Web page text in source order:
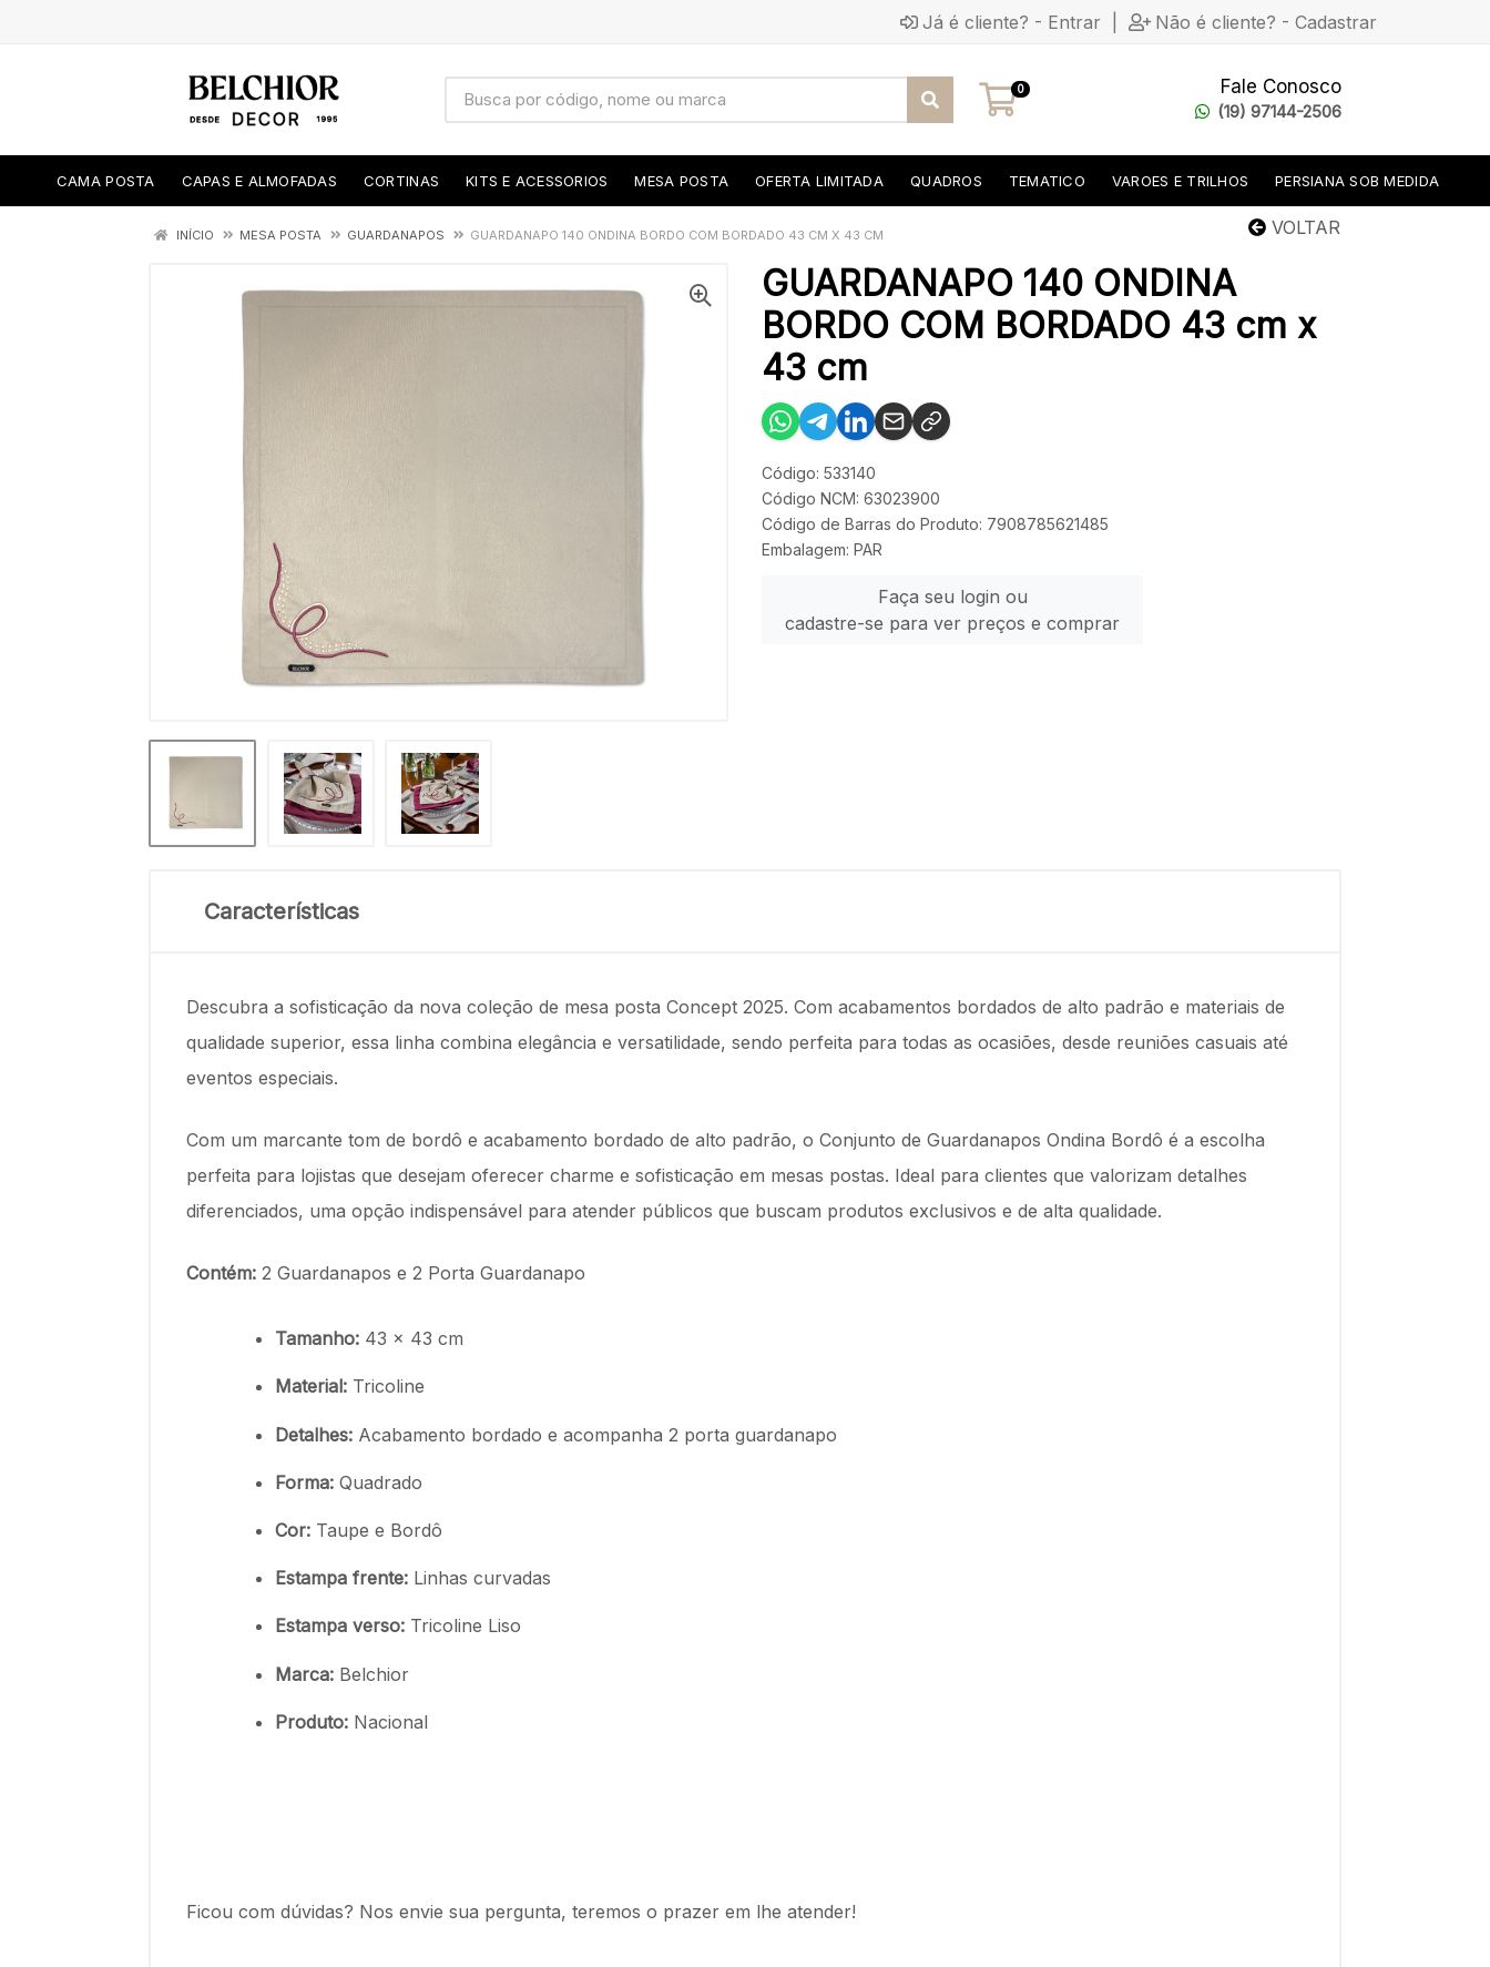
Já é cliente? - Entrar Não é cliente? - Cadastrar
0 Fale Conosco
(19) 97144-2506
CAMA POSTA CAPAS E ALMOFADAS CORTINAS KITS E ACESSORIOS MESA POSTA OFERTA LIMITADA QUADROS TEMATICO VAROES E TRILHOS PERSIANA SOB MEDIDA
VOLTAR
INÍCIO MESA POSTA GUARDANAPOS GUARDANAPO 140 ONDINA BORDO COM BORDADO 43 CM X 43 CM
GUARDANAPO 140 ONDINA
BORDO COM BORDADO 43 cm x
43 cm
Código: 533140
Código NCM: 63023900
Código de Barras do Produto: 7908785621485
Embalagem: PAR
Faça seu login ou
cadastre-se para ver preços e comprar
Características
Descubra a sofisticação da nova coleção de mesa posta Concept 2025. Com acabamentos bordados de alto padrão e materiais de
qualidade superior, essa linha combina elegância e versatilidade, sendo perfeita para todas as ocasiões, desde reuniões casuais até
eventos especiais.
Com um marcante tom de bordô e acabamento bordado de alto padrão, o Conjunto de Guardanapos Ondina Bordô é a escolha
perfeita para lojistas que desejam oferecer charme e sofisticação em mesas postas. Ideal para clientes que valorizam detalhes
diferenciados, uma opção indispensável para atender públicos que buscam produtos exclusivos e de alta qualidade.
Contém: 2 Guardanapos e 2 Porta Guardanapo
Tamanho: 43 x 43 cm
Material: Tricoline
Detalhes: Acabamento bordado e acompanha 2 porta guardanapo
Forma: Quadrado
Cor: Taupe e Bordô
Estampa frente: Linhas curvadas
Estampa verso: Tricoline Liso
Marca: Belchior
Produto: Nacional
Ficou com dúvidas? Nos envie sua pergunta, teremos o prazer em lhe atender!